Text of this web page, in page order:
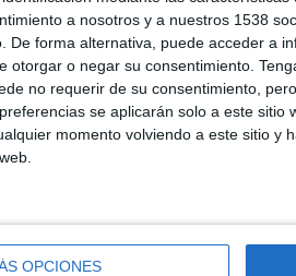
a nosotros y a nuestros 1538
De forma alternativa, puede acceder a
otorgar o negar su consentimiento.
no requerir de su consentimiento,
se aplicarán solo a este
momento volviendo a este sitio y
OPCIONES
se traslada de Brasil a España
de negocio IT para España,
del Canal IT para
Metodista de Sao Pablo
MBA en marketing por la
por INSPER/IBMEC.